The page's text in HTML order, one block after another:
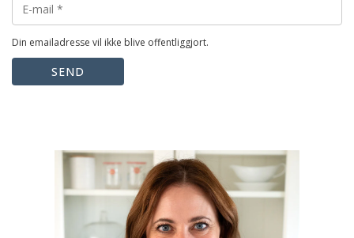
Din emailadresse vil ikke blive offentliggjort.
SEND